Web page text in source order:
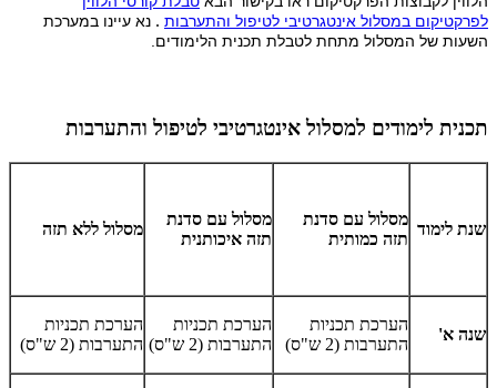
לפרקטיקום במסלול אינטגרטיבי לטיפול והתערבות . נא עיינו במערכת
השעות של המסלול מתחת לטבלת תכנית הלימודים.
תכנית לימודים למסלול אינטגרטיבי לטיפול והתערבות
שנת לימוד
מסלול עם סדנת
תזה כמותית
מסלול עם סדנת
תזה איכותנית
מסלול ללא תזה
שנה א'
הערכת תכניות
התערבות (2 ש"ס)
הערכת תכניות
התערבות (2 ש"ס)
הערכת תכניות
התערבות (2 ש"ס)